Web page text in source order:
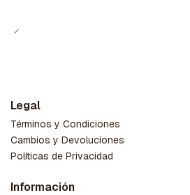
Legal
Términos y Condiciones
Cambios y Devoluciones
Políticas de Privacidad
Información